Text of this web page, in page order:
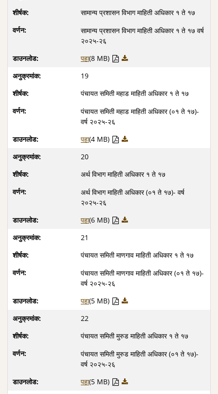
सामान्य प्रशासन विभाग माहिती अधिकार १ ते १७
सामान्य प्रशासन विभाग माहिती अधिकार १ ते १७ वर्ष
२०२५-२६
पहा(8 MB)
19
पंचायत समिती महाड माहिती अधिकार १ ते १७
पंचायत समिती महाड माहिती अधिकार (०१ ते १७)-
वर्ष २०२५-२६
पहा(4 MB)
20
अर्थ विभाग माहिती अधिकार १ ते १७
अर्थ विभाग माहिती अधिकार (०१ ते १७)- वर्ष
२०२५-२६
पहा(6 MB)
21
पंचायत समिती माणगाव माहिती अधिकार १ ते १७
पंचायत समिती माणगाव माहिती अधिकार (०१ ते १७)-
वर्ष २०२५-२६
पहा(5 MB)
22
पंचायत समिती मुरुड माहिती अधिकार १ ते १७
पंचायत समिती मुरुड माहिती अधिकार (०१ ते १७)-
वर्ष २०२५-२६
पहा(5 MB)